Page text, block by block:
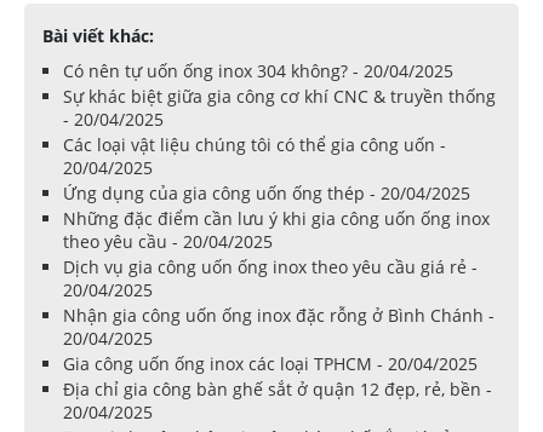
Bài viết khác:
Có nên tự uốn ống inox 304 không? - 20/04/2025
Sự khác biệt giữa gia công cơ khí CNC & truyền thống
- 20/04/2025
Các loại vật liệu chúng tôi có thể gia công uốn -
20/04/2025
Ứng dụng của gia công uốn ống thép - 20/04/2025
Những đặc điểm cần lưu ý khi gia công uốn ống inox
theo yêu cầu - 20/04/2025
Dịch vụ gia công uốn ống inox theo yêu cầu giá rẻ -
20/04/2025
Nhận gia công uốn ống inox đặc rỗng ở Bình Chánh -
20/04/2025
Gia công uốn ống inox các loại TPHCM - 20/04/2025
Địa chỉ gia công bàn ghế sắt ở quận 12 đẹp, rẻ, bền -
20/04/2025